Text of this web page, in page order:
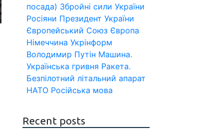
посада) Збройні сили України
Росіяни Президент України
Європейський Союз Європа
Німеччина Укрінформ
Володимир Путін Машина.
Українська гривня Ракета.
Безпілотний літальний апарат
НАТО Російська мова
Recent posts